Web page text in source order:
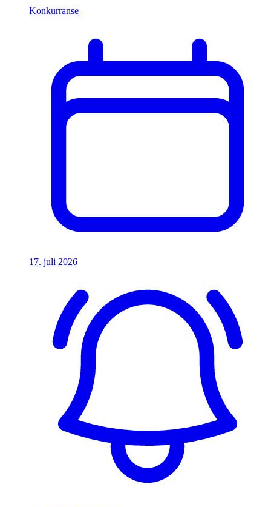
Konkurranse
17. juli 2026